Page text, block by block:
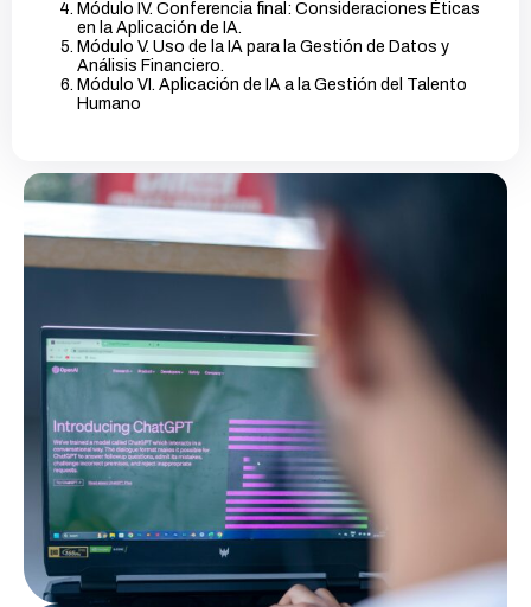
Módulo IV. Conferencia final: Consideraciones Éticas
en la Aplicación de IA.
Módulo V. Uso de la IA para la Gestión de Datos y
Análisis Financiero.
Módulo VI. Aplicación de IA a la Gestión del Talento
Humano